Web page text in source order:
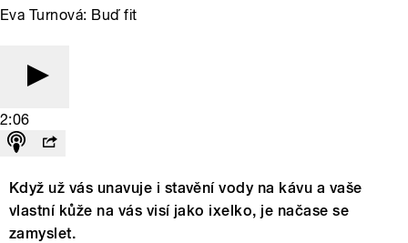
Eva Turnová: Buď fit
2:06
Když už vás unavuje i stavění vody na kávu a vaše
vlastní kůže na vás visí jako ixelko, je načase se
zamyslet.